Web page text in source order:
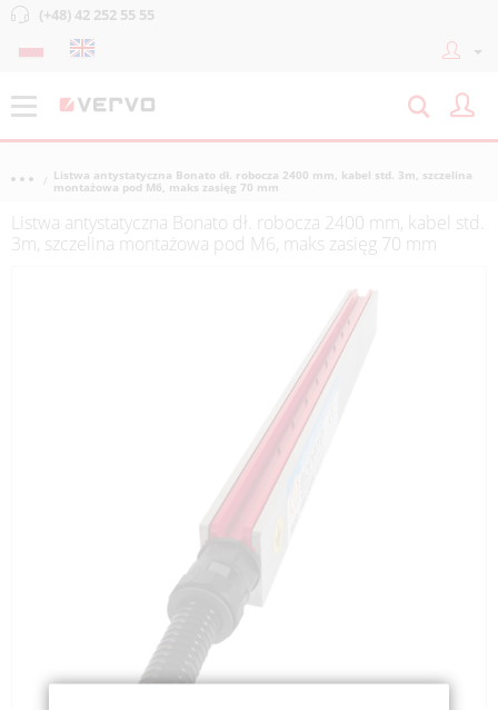
(+48) 42 252 55 55
Listwa antystatyczna Bonato dł. robocza 2400 mm, kabel std. 3m, szczelina
montażowa pod M6, maks zasięg 70 mm
Listwa antystatyczna Bonato dł. robocza 2400 mm, kabel std.
3m, szczelina montażowa pod M6, maks zasięg 70 mm